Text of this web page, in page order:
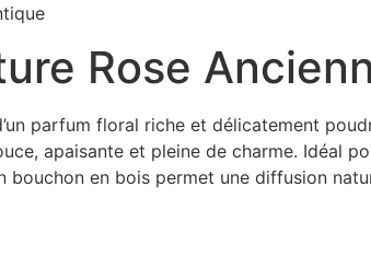
Rose
parfum floral riche et délicatement
apaisante et pleine de charme. Idéal
en bois permet une diffusion